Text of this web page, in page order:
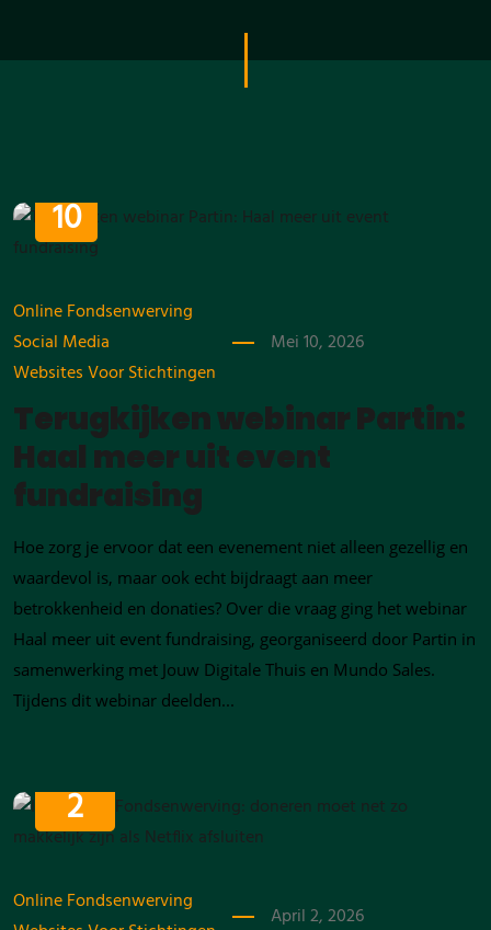
10
Online Fondsenwerving
Social Media
Websites Voor Stichtingen
Mei 10, 2026
Terugkijken webinar Partin:
Haal meer uit event
fundraising
Hoe zorg je ervoor dat een evenement niet alleen gezellig en
waardevol is, maar ook echt bijdraagt aan meer
betrokkenheid en donaties? Over die vraag ging het webinar
Haal meer uit event fundraising, georganiseerd door Partin in
samenwerking met Jouw Digitale Thuis en Mundo Sales.
Tijdens dit webinar deelden...
2
Online Fondsenwerving
April 2, 2026